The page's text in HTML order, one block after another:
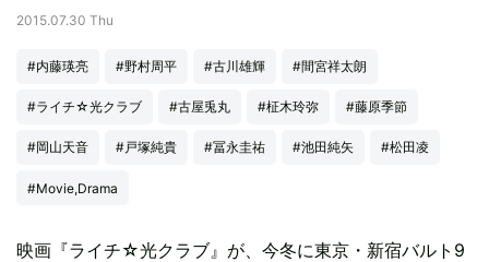
2015.07.30 Thu
#内藤瑛亮 #野村周平 #古川雄輝 #間宮祥太朗
#ライチ☆光クラブ #古屋兎丸 #柾木玲弥 #藤原季節
#岡山天音 #戸塚純貴 #冨永圭祐 #池田純矢 #松田凌
#Movie,Drama
映画『ライチ☆光クラブ』が、今冬に東京・新宿バルト9